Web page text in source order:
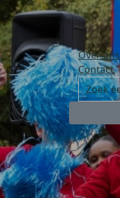
Over ons
Contact